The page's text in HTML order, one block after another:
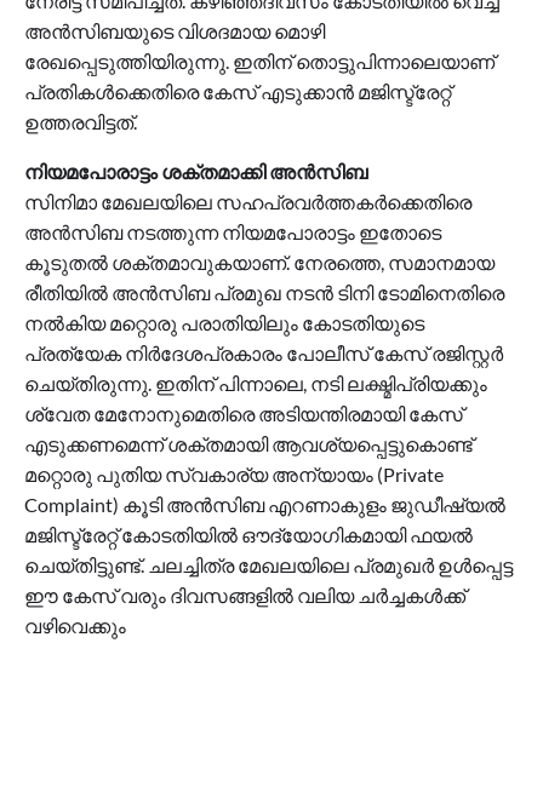
അൻസിബയുടെ വിശദമായ മൊഴി
രേഖപ്പെടുത്തിയിരുന്നു. ഇതിന് തൊട്ടുപിന്നാലെയാണ്
പ്രതികൾക്കെതിരെ കേസ് എടുക്കാൻ മജിസ്ട്രേറ്റ്
ഉത്തരവിട്ടത്.
നിയമപോരാട്ടം ശക്തമാക്കി അൻസിബ
സിനിമാ മേഖലയിലെ സഹപ്രവർത്തകർക്കെതിരെ
അൻസിബ നടത്തുന്ന നിയമപോരാട്ടം ഇതോടെ
കൂടുതൽ ശക്തമാവുകയാണ്. നേരത്തെ, സമാനമായ
രീതിയിൽ അൻസിബ പ്രമുഖ നടൻ ടിനി ടോമിനെതിരെ
നൽകിയ മറ്റൊരു പരാതിയിലും കോടതിയുടെ
പ്രത്യേക നിർദേശപ്രകാരം പോലീസ് കേസ് രജിസ്റ്റർ
ചെയ്തിരുന്നു. ഇതിന് പിന്നാലെ, നടി ലക്ഷ്മിപ്രിയക്കും
ശ്വേത മേനോനുമെതിരെ അടിയന്തിരമായി കേസ്
എടുക്കണമെന്ന് ശക്തമായി ആവശ്യപ്പെട്ടുകൊണ്ട്
മറ്റൊരു പുതിയ സ്വകാര്യ അന്യായം (Private
Complaint) കൂടി അൻസിബ എറണാകുളം ജുഡീഷ്യൽ
മജിസ്ട്രേറ്റ് കോടതിയിൽ ഔദ്യോഗികമായി ഫയൽ
ചെയ്തിട്ടുണ്ട്. ചലച്ചിത്ര മേഖലയിലെ പ്രമുഖർ ഉൾപ്പെട്ട
ഈ കേസ് വരും ദിവസങ്ങളിൽ വലിയ ചർച്ചകൾക്ക്
വഴിവെക്കും